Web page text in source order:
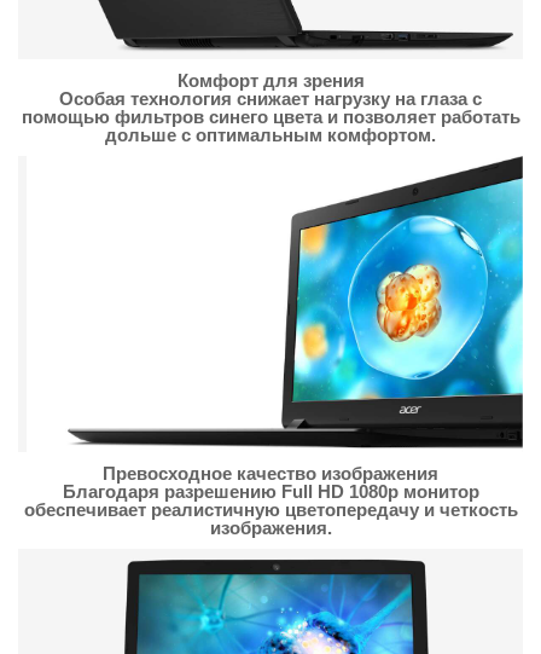
Комфорт для зрения
Особая технология снижает нагрузку на глаза с
помощью фильтров синего цвета и позволяет работать
дольше с оптимальным комфортом.
Превосходное качество изображения
Благодаря разрешению Full HD 1080p монитор
обеспечивает реалистичную цветопередачу и четкость
изображения.